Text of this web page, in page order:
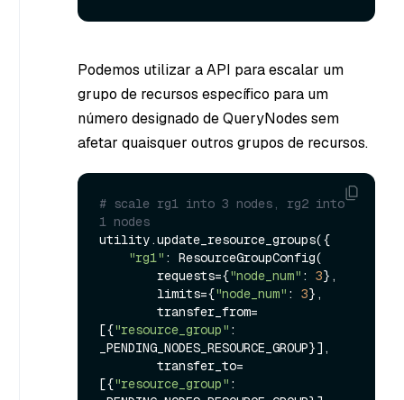
Podemos utilizar a API para escalar um
grupo de recursos específico para um
número designado de QueryNodes sem
afetar quaisquer outros grupos de recursos.
# scale rg1 into 3 nodes, rg2 into
1 nodes
utility.update_resource_groups({
"rg1" : ResourceGroupConfig(
        requests={
"node_num" : 3},
        limits={
"node_num" : 3},
[{"resource_group" :
_PENDING_NODES_RESOURCE_GROUP}],
[{"resource_group" :